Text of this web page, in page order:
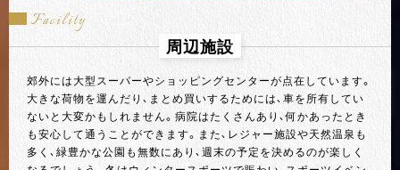
Facility
周辺施設
郊外には大型スーパーやショッピングセンターが点在しています。
大きな荷物を運んだり、まとめ買いするためには、車を所有してい
ないと大変かもしれません。病院はたくさんあり、何かあったとき
も安心して通うことができます。また、レジャー施設や天然温泉も
多く、緑豊かな公園も無数にあり、週末の予定を決めるのが楽しく